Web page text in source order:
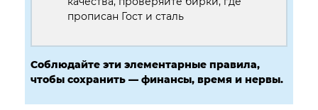
прописан Гост и сталь
Соблюдайте эти элементарные правила,
чтобы сохранить — финансы, время и нервы.